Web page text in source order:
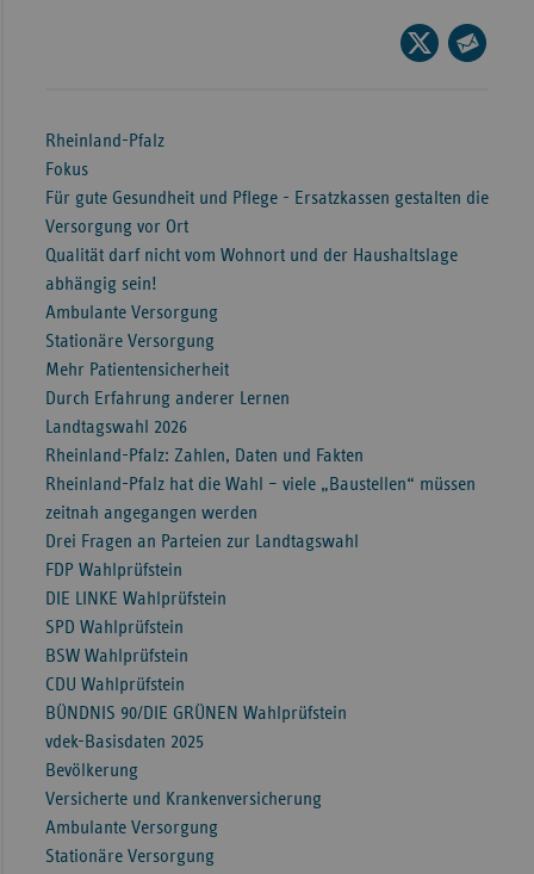
Seite
auf
teilen
Rheinland-Pfalz
Fokus
Für gute Gesundheit und Pflege - Ersatzkassen gestalten die
Versorgung vor Ort
Qualität darf nicht vom Wohnort und der Haushaltslage
abhängig sein!
Ambulante Versorgung
Stationäre Versorgung
Mehr Patientensicherheit
Durch Erfahrung anderer Lernen
Landtagswahl 2026
Rheinland-Pfalz: Zahlen, Daten und Fakten
Rheinland-Pfalz hat die Wahl – viele „Baustellen“ müssen
zeitnah angegangen werden
Drei Fragen an Parteien zur Landtagswahl
FDP Wahlprüfstein
DIE LINKE Wahlprüfstein
SPD Wahlprüfstein
BSW Wahlprüfstein
CDU Wahlprüfstein
BÜNDNIS 90/DIE GRÜNEN Wahlprüfstein
vdek-Basisdaten 2025
Bevölkerung
Versicherte und Krankenversicherung
Ambulante Versorgung
Stationäre Versorgung